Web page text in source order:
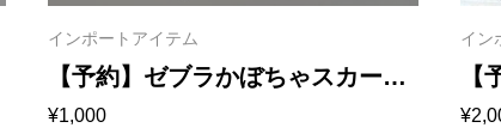
インポートアイテム
【予約】ゼブラかぼちゃスカー
ト 1010
¥1,000
イン
¥